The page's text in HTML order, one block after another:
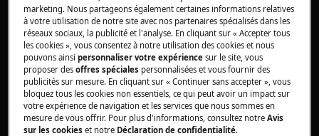
Lave-vaisselle sur pied
Solution
1. Vérifiez les éventuels problèmes
d'alimentation.
Assurez-vous que l'appareil est branché et
marketing. Nous partageons également certaines informations relatives
à votre utilisation de notre site avec nos partenaires spécialisés dans les
réseaux sociaux, la publicité et l'analyse. En cliquant sur « Accepter tous
les cookies », vous consentez à notre utilisation des cookies et nous
pouvons ainsipersonnaliser votre expériencesur le site, vous
proposer desoffres spéciales personnalisées et vous fournir des
publicités sur mesure. En cliquant sur « Continuer sans accepter », vous
bloquez tous les cookies non essentiels, ce qui peut avoir un impact sur
votre expérience de navigation et les services que nous sommes en
mesure de vous offrir. Pour plus d'informations, consultez notreAvis
sur les cookies et notre Déclaration de confidentialité.